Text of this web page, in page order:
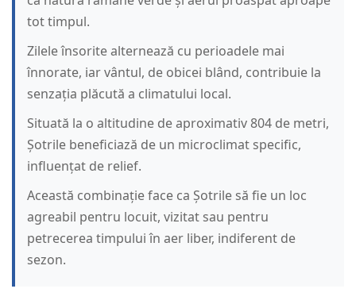
tot timpul.
Zilele însorite alternează cu perioadele mai
înnorate, iar vântul, de obicei blând, contribuie la
senzația plăcută a climatului local.
Situată la o altitudine de aproximativ 804 de metri,
Șotrile beneficiază de un microclimat specific,
influențat de relief.
Această combinație face ca Șotrile să fie un loc
agreabil pentru locuit, vizitat sau pentru
petrecerea timpului în aer liber, indiferent de
sezon.